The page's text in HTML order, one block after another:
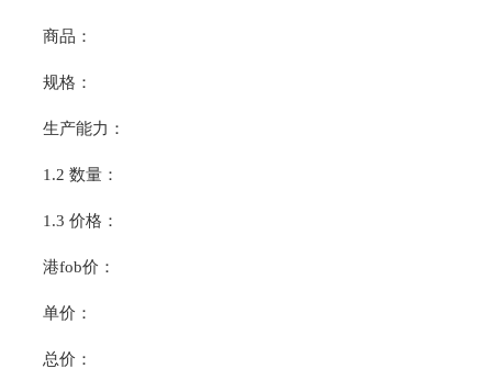
商品：
规格：
生产能力：
1.2 数量：
1.3 价格：
港fob价：
单价：
总价：